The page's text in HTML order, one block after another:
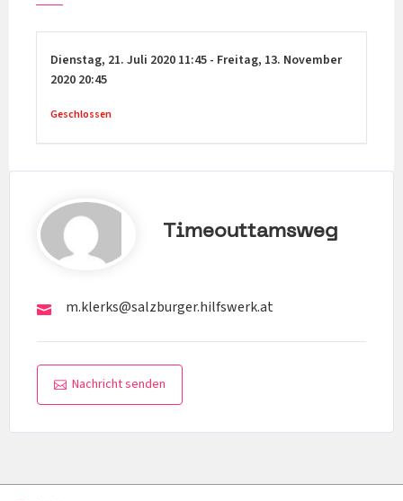
Dienstag, 21. Juli 2020 11:45 - Freitag, 13. November
2020 20:45
Geschlossen
Timeouttamsweg
m.klerks@salzburger.hilfswerk.at
Nachricht senden